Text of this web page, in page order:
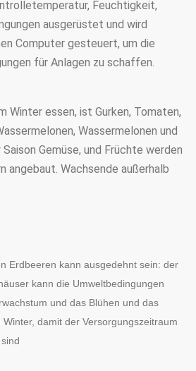
Feuchtigkeit,
ausgerüstet und wird
Computer gesteuert, um die
für Anlagen zu schaffen.
Winter essen, ist Gurken, Tomaten,
Wassermelonen und
Gemüse, und Früchte werden
angebaut. Wachsende außerhalb
Erdbeeren kann ausgedehnt sein: der
kann die Umweltbedingungen
und das Blühen und das
damit der Versorgungszeitraum